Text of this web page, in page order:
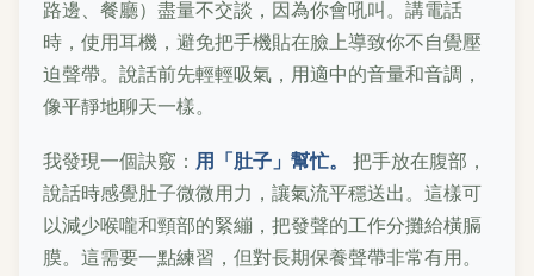
路邊、餐廳）盡量不交談，因為你會吼叫。講電話
時，使用耳機，避免把手機貼在臉上導致你不自覺壓
迫聲帶。說話前先輕輕吸氣，用適中的音量和音調，
像平靜地聊天一樣。
我發現一個訣竅： 用「肚子」幫忙。
把手放在腹部，
說話時感覺肚子微微用力，讓氣流平穩送出。這樣可
以減少喉嚨和頸部的緊繃，把發聲的工作分攤給橫膈
膜。這需要一點練習，但對長期保養聲帶非常有用。